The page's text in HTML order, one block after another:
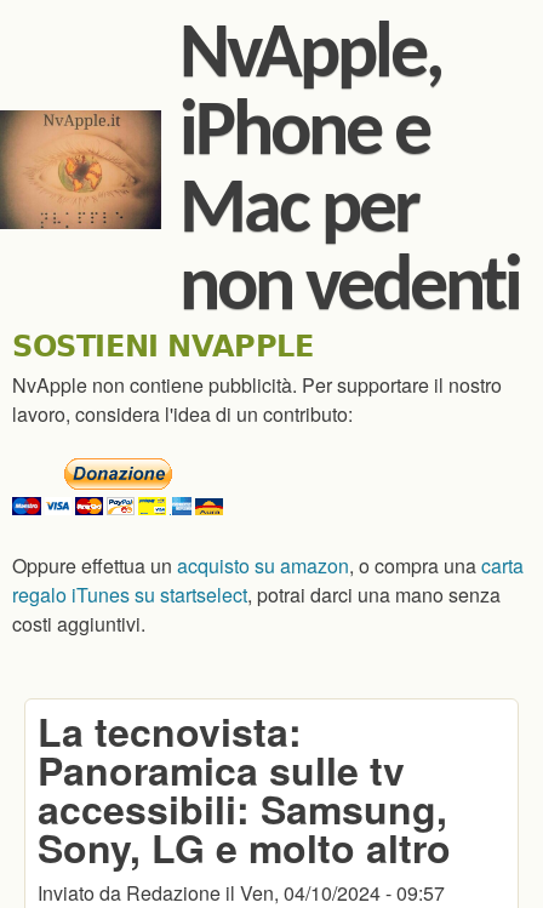
Salta al contenuto
principale
NvApple,
iPhone e
Mac per
non vedenti
SOSTIENI NVAPPLE
NvApple non contiene pubblicità. Per supportare il nostro
lavoro, considera l'idea di un contributo:
Oppure effettua un acquisto su amazon, o compra unacarta
regalo iTunes su startselect, potrai darci una mano senza
costi aggiuntivi.
La tecnovista:
Panoramica sulle tv
accessibili: Samsung,
Sony, LG e molto altro
Inviato da Redazione il Ven, 04/10/2024 - 09:57